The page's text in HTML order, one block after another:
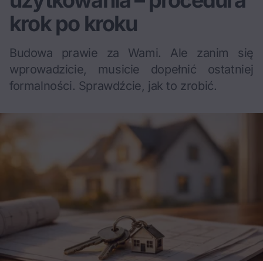
krok po kroku
Budowa prawie za Wami. Ale zanim się
wprowadzicie, musicie dopełnić ostatniej
formalności. Sprawdźcie, jak to zrobić.